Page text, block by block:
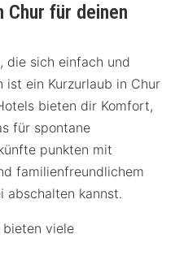
Chur für deinen
die sich einfach und
ist ein Kurzurlaub in Chur
bieten dir Komfort,
für spontane
punkten mit
familienfreundlichem
abschalten kannst.
bieten viele